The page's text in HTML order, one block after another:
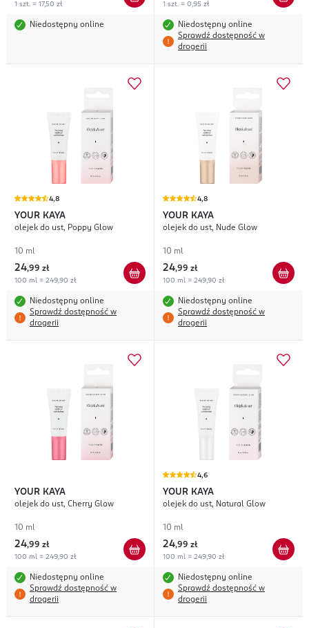
1 szt. = 17,50 zł
Niedostępny online
1 szt. = 0,95 zł
Niedostępny online
Sprawdź dostępność w
drogerii
4,8
YOUR KAYA
olejek do ust, Poppy Glow
10 ml
24,99 zł
100 ml = 249,90 zł
Niedostępny online
Sprawdź dostępność w
drogerii
4,8
YOUR KAYA
olejek do ust, Nude Glow
10 ml
24,99 zł
100 ml = 249,90 zł
Niedostępny online
Sprawdź dostępność w
drogerii
YOUR KAYA
olejek do ust, Cherry Glow
10 ml
24,99 zł
100 ml = 249,90 zł
Niedostępny online
Sprawdź dostępność w
drogerii
4,6
YOUR KAYA
olejek do ust, Natural Glow
10 ml
24,99 zł
100 ml = 249,90 zł
Niedostępny online
Sprawdź dostępność w
drogerii